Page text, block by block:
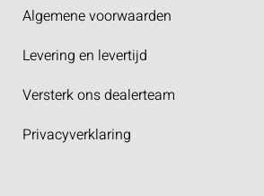
Algemene voorwaarden
Levering en levertijd
Versterk ons dealerteam
Privacyverklaring